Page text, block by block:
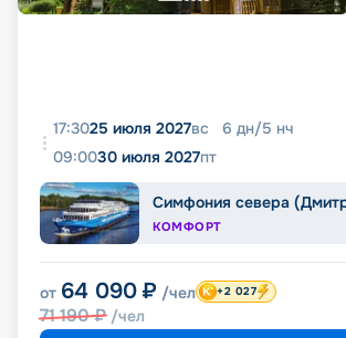
17:3025 июля 2027вс 6 дн/5 нч
09:0030 июля 2027пт
Симфония севера
КОМФОРТ
от 64 090 ₽ /чел
71 190₽ /чел
+2 027